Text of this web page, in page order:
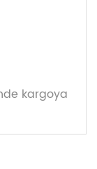
kargoya